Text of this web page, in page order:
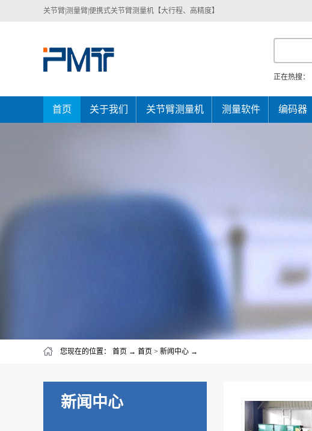
关节臂|测量臂|便携式关节臂测量机【大行程、高精度】
正在热搜：
首页 关于我们 关节臂测量机 测量软件 编码器
您现在的位置： 首页 → 首页 > 新闻中心 →
新闻中心